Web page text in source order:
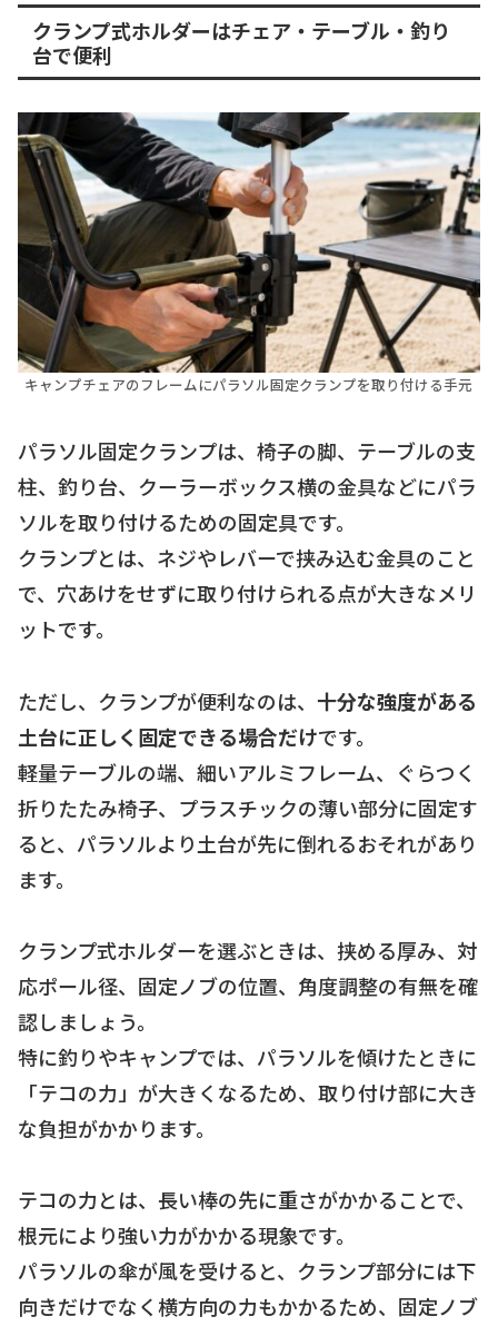
クランプ式ホルダーはチェア・テーブル・釣り
台で便利
キャンプチェアのフレームにパラソル固定クランプを取り付ける手元
パラソル固定クランプは、椅子の脚、テーブルの支
柱、釣り台、クーラーボックス横の金具などにパラ
ソルを取り付けるための固定具です。
クランプとは、ネジやレバーで挟み込む金具のこと
で、穴あけをせずに取り付けられる点が大きなメリ
ットです。
ただし、クランプが便利なのは、 十分な強度がある
土台に正しく固定できる場合だけです。
軽量テーブルの端、細いアルミフレーム、ぐらつく
折りたたみ椅子、プラスチックの薄い部分に固定す
ると、パラソルより土台が先に倒れるおそれがあり
ます。
クランプ式ホルダーを選ぶときは、挟める厚み、対
応ポール径、固定ノブの位置、角度調整の有無を確
認しましょう。
特に釣りやキャンプでは、パラソルを傾けたときに
「テコの力」が大きくなるため、取り付け部に大き
な負担がかかります。
テコの力とは、長い棒の先に重さがかかることで、
根元により強い力がかかる現象です。
パラソルの傘が風を受けると、クランプ部分には下
向きだけでなく横方向の力もかかるため、固定ノブ